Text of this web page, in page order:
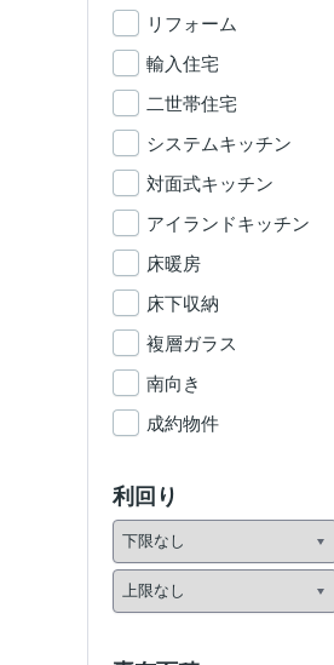
リフォーム
輸入住宅
二世帯住宅
システムキッチン
対面式キッチン
アイランドキッチン
床暖房
床下収納
複層ガラス
南向き
成約物件
利回り